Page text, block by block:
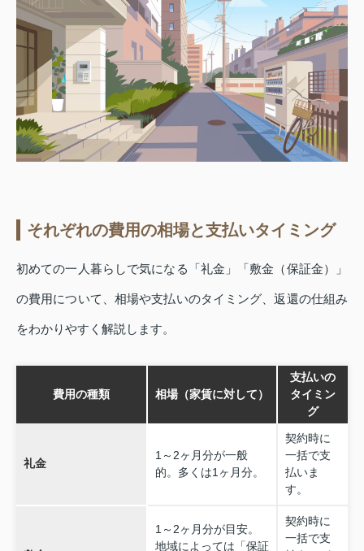
それぞれの費用の相場と支払いタイミング
初めての一人暮らしで気になる「礼金」「敷金（保証金）」
の費用について、相場や支払いのタイミング、返還の仕組み
をわかりやすく解説します。
費用の種類 相場（家賃に対して）
支払いの
タイミン
グ
礼金
1～2ヶ月分が一般
的。多くは1ヶ月分。
契約時に
一括で支
払いま
す。
1～2ヶ月分が目安。
地域によっては「保証
契約時に
一括で支